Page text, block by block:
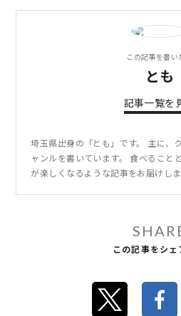
この記事を書い
とも
記事一覧を
埼玉県出身の「とも」です。 主に、
ャンルを書いています。 食べること
が楽しくなるような記事をお届けしま
この記事をシェ